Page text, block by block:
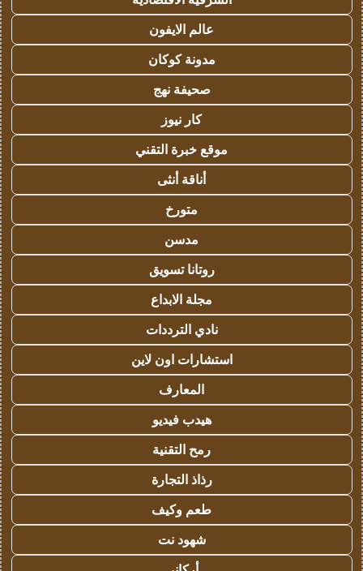
عالم الايفون
مدونة كوكان
صحيفة نهج
كار نيوز
موقع خبرة التقني
أناقة أنثى
متورخ
مدسن
روتانا تسويق
مجلة الابداع
نادي الترددات
استشارات اون لاين
المعارف
هيدب فيديو
رمح التقنية
رذاذ التجارة
طعم وكيف
شهود نت